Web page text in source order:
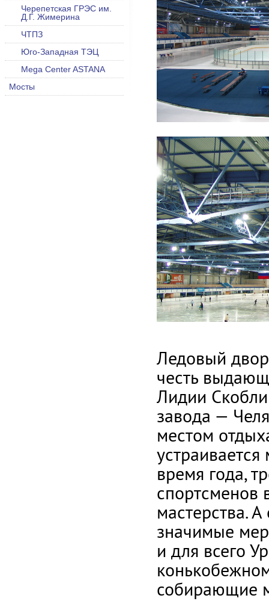
Черепетская ГРЭС им.
Д.Г. Жимерина
ЧТПЗ
Юго-Западная ТЭЦ
Mega Center ASTANA
Мосты
Ледовый
честь
Лидии
завода —
местом
время года,
спортсменов
мастерства.
значимые
и для всего
собирающие